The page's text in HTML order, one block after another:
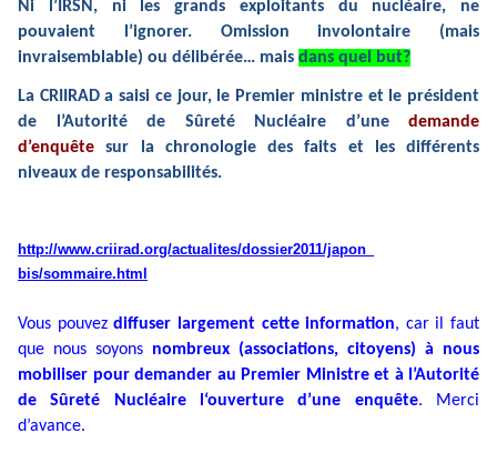
Ni l’IRSN, ni les grands exploitants du nucléaire, ne
pouvaient l’ignorer. Omission involontaire (mais
invraisemblable) ou délibérée… mais dans quel but?
La CRIIRAD a saisi ce jour, le Premier ministre et le président
de l’Autorité de Sûreté Nucléaire d’une
demande
d’enquête
sur la chronologie des faits et les différents
niveaux de responsabilités.
http://www.criirad.org/actualites/dossier2011/japon_
bis/sommaire.html
Vous pouvezdiffuser largement cette information, car il faut
que nous soyons nombreux (associations, citoyens) à nous
mobiliser pour demander au Premier Ministre et à l’Autorité
de Sûreté Nucléaire l‘ouverture d’une enquête. Merci
d’avance.